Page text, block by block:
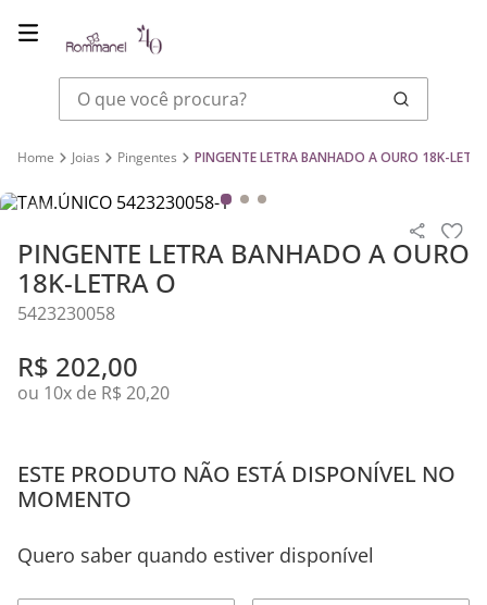
O que você procura?
Joias Pingentes PINGENTE LETRA BANHADO A OURO 18K-
PINGENTE LETRA BANHADO A OURO
18K-LETRA O
5423230058
R$ 202,00
ou 10x de R$ 20,20
ESTE PRODUTO NÃO ESTÁ DISPONÍVEL NO
MOMENTO
Quero saber quando estiver disponível